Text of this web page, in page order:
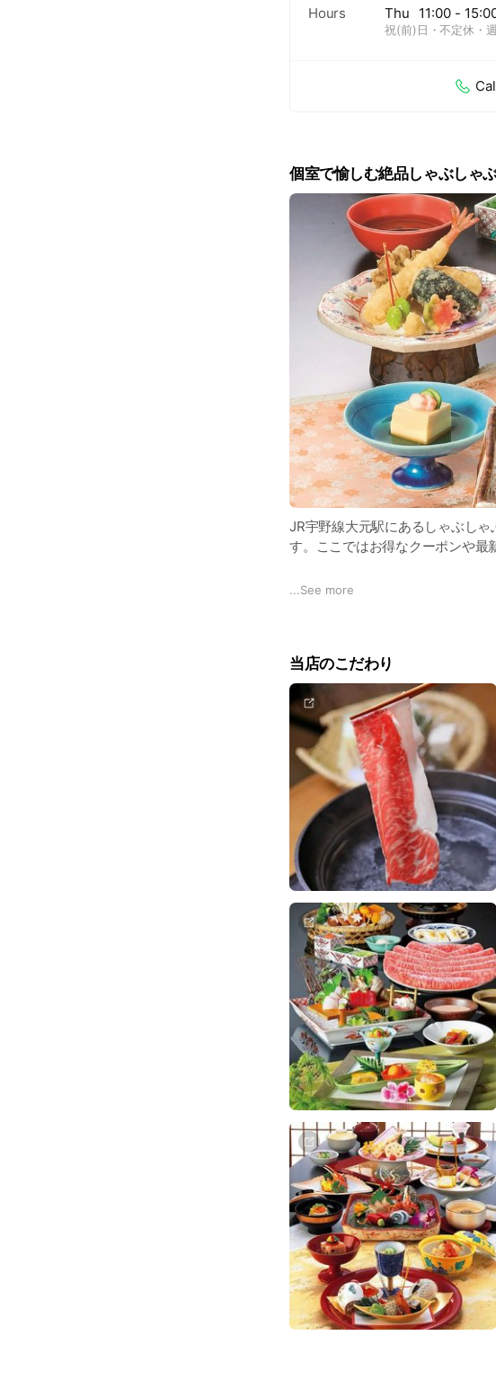
Hours Thu 11:00 -
祝(前)日・不定休・
個室で愉しむ絶品しゃぶしゃ
JR宇野線大元駅にあるしゃぶし
す。ここではお得なクーポンや最
専用駐車場64台。テーブル個室6
...See more
当店のこだわり